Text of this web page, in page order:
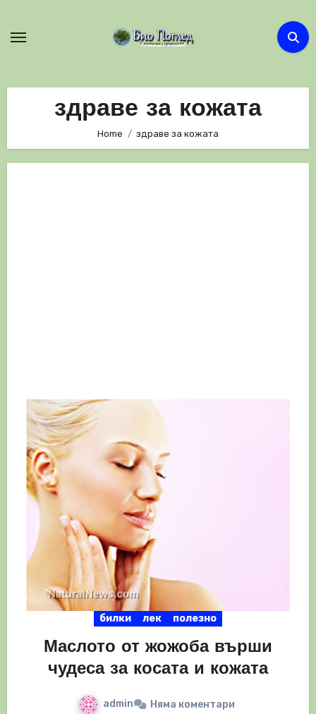
здраве за кожата
Home здраве за кожата
билки лек полезно
Маслото от жожоба върши
чудеса за косата и кожата
admin Няма коментари